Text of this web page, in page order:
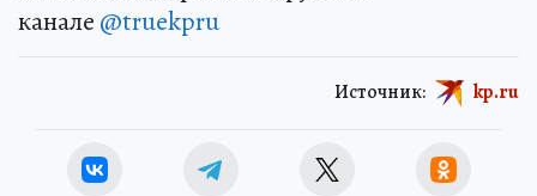
канале @truekpru
Источник: kp.ru